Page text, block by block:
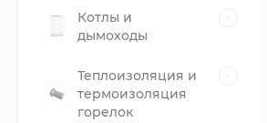
Котлы и
дымоходы
Теплоизоляция и
термоизоляция
горелок